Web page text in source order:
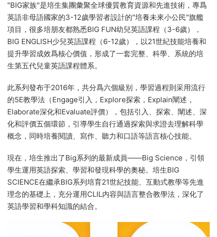
"BIG家族"是培生集團彙聚全球優質教育資源和先進技術，專爲
英語非母語國家的3-12歲學習者設計的"培養未來小公民"旗艦
項目，很多培朋友都熟悉BIG FUN幼兒英語課程（3-6歲），
BIG ENGLISH少兒英語課程（6-12歲），以21世紀技能培養和
提升學習成效爲核心價值，形成了一套完整、科學、系統的培
生第五代兒童英語課程體系。
此系列發布于2016年，共分爲六個級别，學習過程則采用流行
的5E教學法（Engage引入，Explore探索，Explain闡述，
Elaborate深化和Evaluate評價），包括引入、探索、闡述、深
化和評價五個環節，引導學生自行通過探索與求證去理解科學
概念，同時培養閱讀、寫作、聽力和口語等語言核心技能。
現在，培生推出了Big系列的最新成員——Big Science，引領
學生運用英語探索、學習和發現科學的奧秘。培生BIG
SCIENCE在繼承BIG系列培育21世紀技能、互動式教學等先進
理念的基礎上，充分運用CLIL内容與語言整合教學法，深化了
英語學習和學科知識的結合。